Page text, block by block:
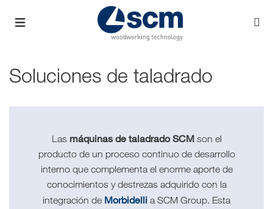
Soluciones de taladrado
Las máquinas de taladrado SCM son el
producto de un proceso continuo de desarrollo
interno que complementa el enorme aporte de
conocimientos y destrezas adquirido con la
integración de Morbidelli a SCM Group. Esta